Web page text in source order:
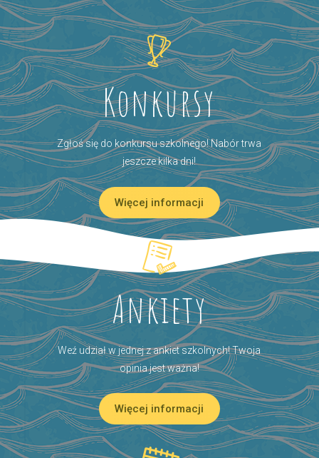
Konkursy
Zgłoś się do konkursu szkolnego! Nabór trwa
jeszcze kilka dni!
Więcej informacji
Ankiety
Weź udział w jednej z ankiet szkolnych! Twoja
opinia jest ważna!
Więcej informacji